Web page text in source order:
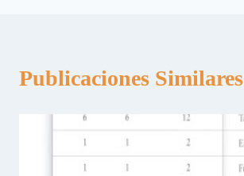
Publicaciones Similares